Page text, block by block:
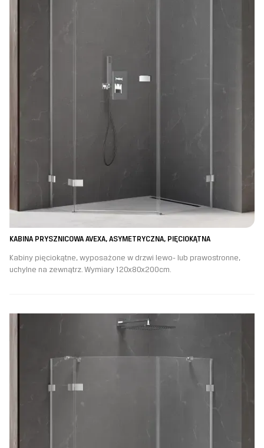
KABINA PRYSZNICOWA AVEXA, ASYMETRYCZNA, PIĘCIOKĄTNA
Kabiny pięciokątne, wyposażone w drzwi lewo- lub prawostronne,
uchylne na zewnątrz. Wymiary 120x80x200cm.